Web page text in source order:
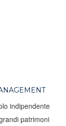
indipendente
patrimoni